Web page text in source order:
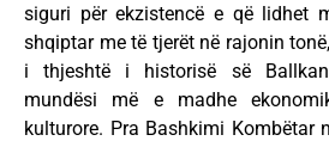
siguri për ekzistencë e që lidhet
shqiptar me të tjerët në rajonin
i thjeshtë i historisë së
mundësi më e madhe
kulturore. Pra Bashkimi Kombëtar